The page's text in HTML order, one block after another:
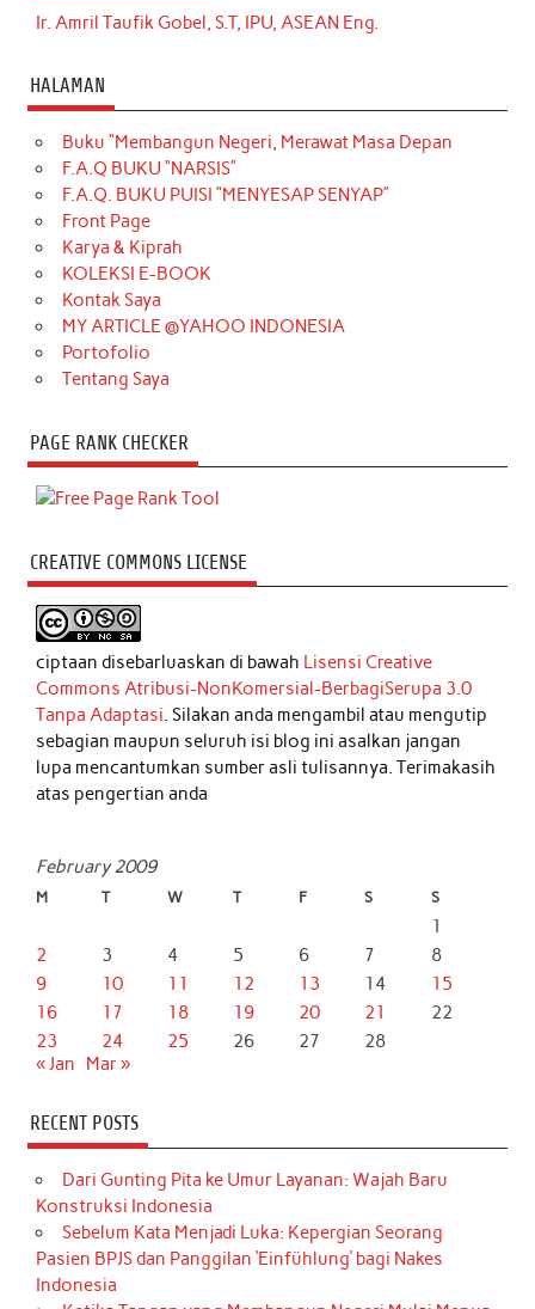
Ir. Amril Taufik Gobel, S.T, IPU, ASEAN Eng.
HALAMAN
Buku “Membangun Negeri, Merawat Masa Depan
F.A.Q BUKU “NARSIS”
F.A.Q. BUKU PUISI “MENYESAP SENYAP”
Front Page
Karya & Kiprah
KOLEKSI E-BOOK
Kontak Saya
MY ARTICLE @YAHOO INDONESIA
Portofolio
Tentang Saya
PAGE RANK CHECKER
CREATIVE COMMONS LICENSE
ciptaan disebarluaskan di bawah Lisensi Creative
Commons Atribusi-NonKomersial-BerbagiSerupa 3.0
Tanpa Adaptasi. Silakan anda mengambil atau mengutip
sebagian maupun seluruh isi blog ini asalkan jangan
lupa mencantumkan sumber asli tulisannya. Terimakasih
atas pengertian anda
February 2009
M T W T F S S
1
2
3 4 5 6 7
8
9
10 11 12 13 14
15
16
17 18 19 20 21
22
23
24 25 26 27
28
« Jan
Mar »
RECENT POSTS
Dari Gunting Pita ke Umur Layanan: Wajah Baru
Konstruksi Indonesia
Sebelum Kata Menjadi Luka: Kepergian Seorang
Pasien BPJS dan Panggilan ‘Einfühlung’ bagi Nakes
Indonesia